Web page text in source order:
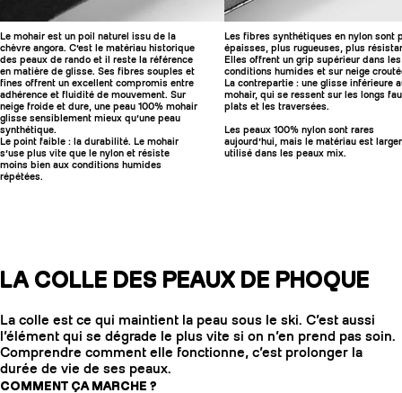
Le mohair est un poil naturel issu de la
chèvre angora. C’est le matériau historique
des peaux de rando et il reste la référence
en matière de glisse. Ses fibres souples et
fines offrent un excellent compromis entre
adhérence et fluidité de mouvement. Sur
neige froide et dure, une peau 100% mohair
glisse sensiblement mieux qu’une peau
synthétique.
Le point faible : la durabilité. Le mohair
s’use plus vite que le nylon et résiste
moins bien aux conditions humides
répétées.
Les fibres synthétiques en nylon sont
épaisses, plus rugueuses, plus
Elles offrent un grip supérieur dans les
conditions humides et sur neige
La contrepartie : une glisse inférieure
mohair, qui se ressent sur les longs
plats et les traversées.
Les peaux 100% nylon sont rares
aujourd’hui, mais le matériau est
utilisé dans les peaux mix.
LA COLLE DES PEAUX DE PHOQUE
La colle est ce qui maintient la peau sous le ski. C’est aussi
l’élément qui se dégrade le plus vite si on n’en prend pas soin.
Comprendre comment elle fonctionne, c’est prolonger la
durée de vie de ses peaux.
COMMENT ÇA MARCHE ?